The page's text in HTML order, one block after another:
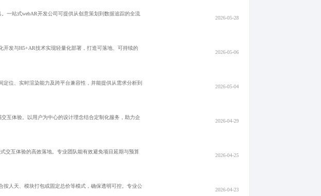
一站式webAR开发公司可提供从创意策划到数据追踪的全流
2026-05-28
发与H5+AR技术实现轻量化部署，打造可落地、可持续的
2026-05-06
位、实时渲染能力及跨平台兼容性，并能提供从需求分析到
2026-05-04
互体验。以用户为中心的设计理念结合定制化服务，助力企
2026-04-29
交互体验的高效落地。专业团队能有效避免项目延期与预算
2026-04-25
人天、模块打包或固定总价等模式，确保透明可控。专业公
2026-04-23